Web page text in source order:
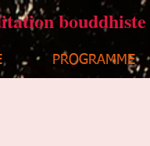
PROGRAMME